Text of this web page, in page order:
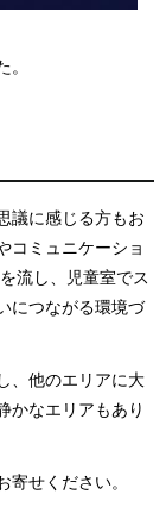
議に感じる方もお
コミュニケーショ
流し、児童室でス
につながる環境づ
、他のエリアに大
かなエリアもあり
せください。